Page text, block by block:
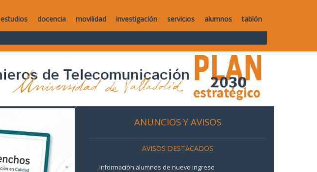
estudios docencia movilidad investigación servicios alumnos tablón
ANUNCIOS Y AVISOS
AVISOS DESTACADOS
Información alumnos de nuevo ingreso